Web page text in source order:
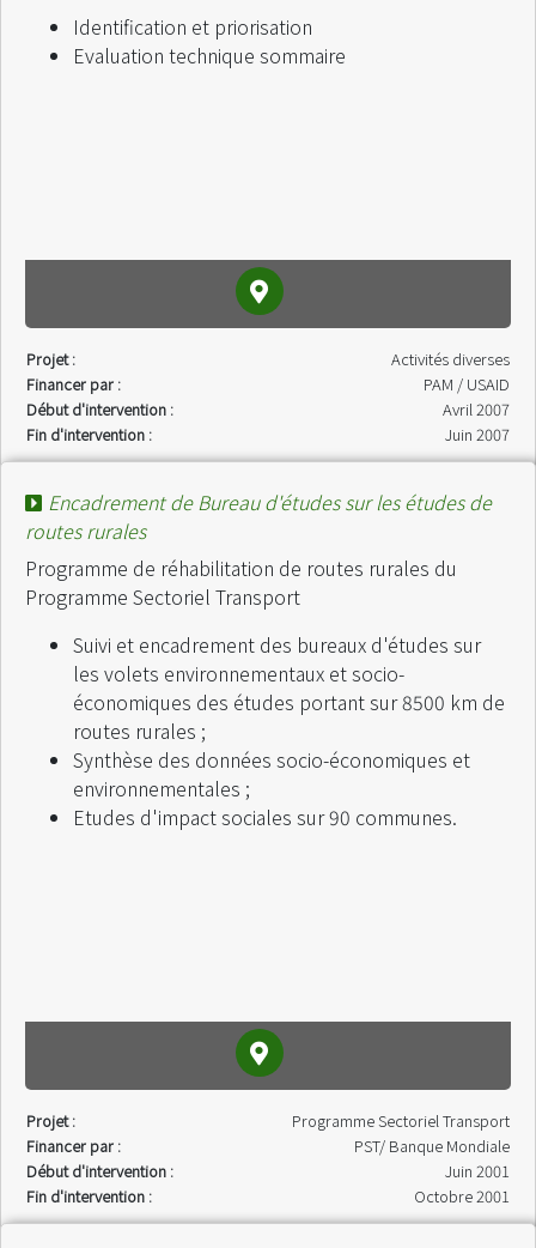
Identification et priorisation
Evaluation technique sommaire
Projet :
Activités diverses
Financer par :
PAM / USAID
Début d'intervention :
Avril 2007
Fin d'intervention :
Juin 2007
Encadrement de Bureau d'études sur les études de
routes rurales
Programme de réhabilitation de routes rurales du
Programme Sectoriel Transport
Suivi et encadrement des bureaux d'études sur
les volets environnementaux et socio-
économiques des études portant sur 8500 km de
routes rurales ;
Synthèse des données socio-économiques et
environnementales ;
Etudes d'impact sociales sur 90 communes.
Projet :
Programme Sectoriel Transport
Financer par :
PST/ Banque Mondiale
Début d'intervention :
Juin 2001
Fin d'intervention :
Octobre 2001